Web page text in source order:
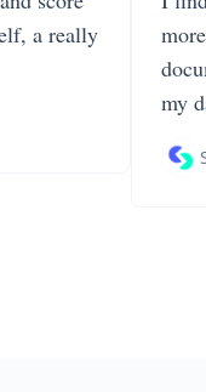
a really
my